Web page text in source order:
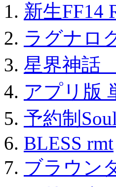
新生FF14
ラグナロ
星界神話
アプリ版
予約制
BLESS rmt
ブラウン